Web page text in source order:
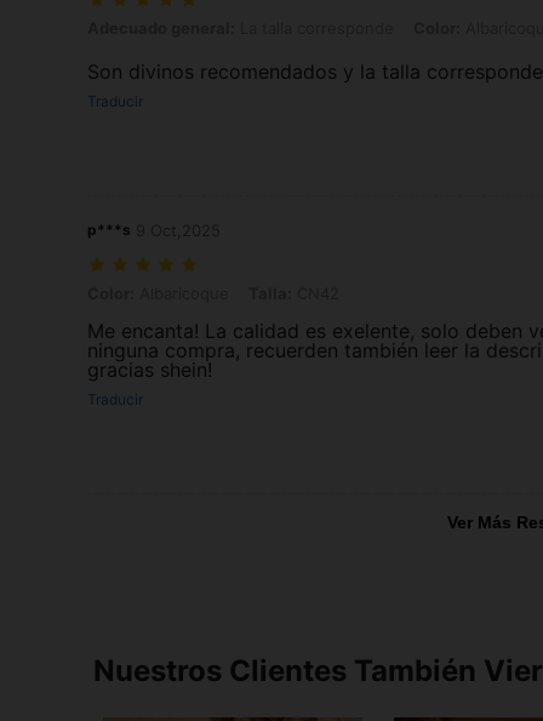
Son divinos recomendados y la talla corresponde
Traducir
p***s
Me encanta! La calidad es exelente, solo deben
ninguna compra, recuerden también leer la
gracias shein!
Traducir
Ver Más
Nuestros Clientes También